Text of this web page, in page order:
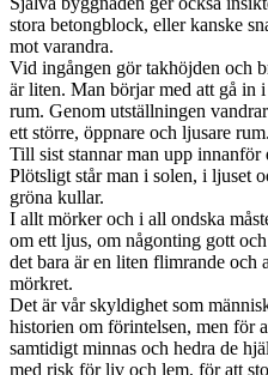
stora betongblock, eller kanske
mot varandra.
Vid ingången gör takhöjden och
är liten. Man börjar med att gå in
rum. Genom utställningen
ett större, öppnare och ljusare rum.
Till sist stannar man upp innanför
Plötsligt står man i solen, i ljuset
gröna kullar.
I allt mörker och i all ondska
om ett ljus, om någonting gott
det bara är en liten flimrande och
mörkret.
Det är vår skyldighet som
historien om förintelsen, men för
samtidigt minnas och hedra de
med risk för liv och lem, för att